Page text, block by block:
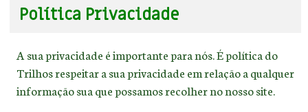
Política Privacidade
A sua privacidade é importante para nós. É política do
Trilhos respeitar a sua privacidade em relação a qualquer
informação sua que possamos recolher no nosso site.